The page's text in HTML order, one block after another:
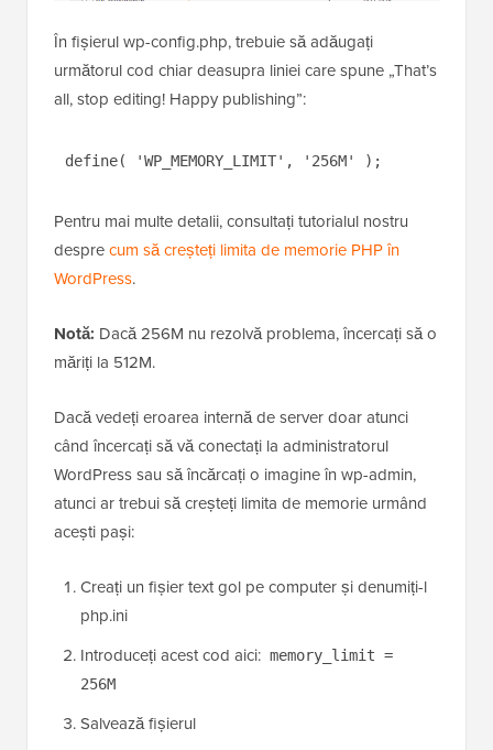
În fișierul wp-config.php, trebuie să adăugați
următorul cod chiar deasupra liniei care spune „That’s
all, stop editing! Happy publishing”:
define( 'WP_MEMORY_LIMIT', '256M' );
Pentru mai multe detalii, consultați tutorialul nostru
desprecum să creșteți limita de memorie PHP în
WordPress.
Notă: Dacă 256M nu rezolvă problema, încercați să o
măriți la 512M.
Dacă vedeți eroarea internă de server doar atunci
când încercați să vă conectați la administratorul
WordPress sau să încărcați o imagine în wp-admin,
atunci ar trebui să creșteți limita de memorie urmând
acești pași:
Creați un fișier text gol pe computer și denumiți-l
php.ini
Introduceți acest cod aici: memory_limit =
256M
Salvează fișierul